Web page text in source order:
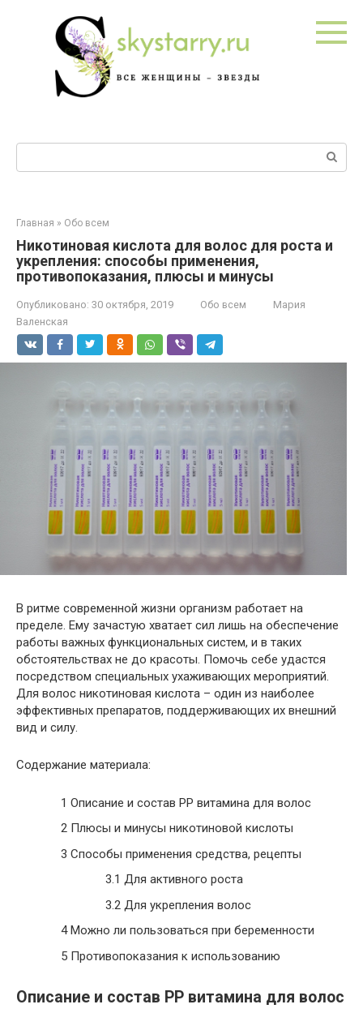
Поиск:
Главная » Обо всем
Никотиновая кислота для волос для роста и
укрепления: способы применения,
противопоказания, плюсы и минусы
Опубликовано: 30 октября, 2019 Обо всем
Мария
Валенская
В ритме современной жизни организм работает на
пределе. Ему зачастую хватает сил лишь на обеспечение
работы важных функциональных систем, и в таких
обстоятельствах не до красоты. Помочь себе удастся
посредством специальных ухаживающих мероприятий.
Для волос никотиновая кислота – один из наиболее
эффективных препаратов, поддерживающих их внешний
вид и силу.
Содержание материала:
1 Описание и состав PP витамина для волос
2 Плюсы и минусы никотиновой кислоты
3 Способы применения средства, рецепты
3.1 Для активного роста
3.2 Для укрепления волос
4Можно ли пользоваться при беременности
5 Противопоказания к использованию
Описание и состав PP витамина для волос